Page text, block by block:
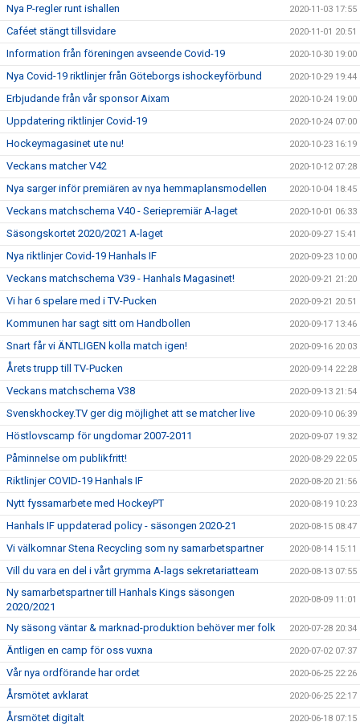
Nya P-regler runt ishallen 2020-11-03 17:55
Caféet stängt tillsvidare 2020-11-01 20:51
Information från föreningen avseende Covid-19 2020-10-30 19:00
Nya Covid-19 riktlinjer från Göteborgs ishockeyförbund 2020-10-29 19:44
Erbjudande från vår sponsor Aixam 2020-10-24 19:00
Uppdatering riktlinjer Covid-19 2020-10-24 07:00
Hockeymagasinet ute nu! 2020-10-23 16:19
Veckans matcher V42 2020-10-12 07:28
Nya sarger inför premiären av nya hemmaplansmodellen 2020-10-04 18:45
Veckans matchschema V40 - Seriepremiär A-laget 2020-10-01 06:33
Säsongskortet 2020/2021 A-laget 2020-09-27 15:41
Nya riktlinjer Covid-19 Hanhals IF 2020-09-23 10:00
Veckans matchschema V39 - Hanhals Magasinet! 2020-09-21 21:20
Vi har 6 spelare med i TV-Pucken 2020-09-21 20:51
Kommunen har sagt sitt om Handbollen 2020-09-17 13:46
Snart får vi ÄNTLIGEN kolla match igen! 2020-09-16 20:03
Årets trupp till TV-Pucken 2020-09-14 22:28
Veckans matchschema V38 2020-09-13 21:54
Svenskhockey.TV ger dig möjlighet att se matcher live 2020-09-10 06:39
Höstlovscamp för ungdomar 2007-2011 2020-09-07 19:32
Påminnelse om publikfritt! 2020-08-29 22:05
Riktlinjer COVID-19 Hanhals IF 2020-08-20 21:56
Nytt fyssamarbete med HockeyPT 2020-08-19 10:23
Hanhals IF uppdaterad policy - säsongen 2020-21 2020-08-15 08:47
Vi välkomnar Stena Recycling som ny samarbetspartner 2020-08-14 15:11
Vill du vara en del i vårt grymma A-lags sekretariatteam 2020-08-13 07:55
Ny samarbetspartner till Hanhals Kings säsongen
2020/2021
2020-08-09 11:01
Ny säsong väntar & marknad-produktion behöver mer folk 2020-07-28 20:34
Äntligen en camp för oss vuxna 2020-07-02 07:37
Vår nya ordförande har ordet 2020-06-25 22:26
Årsmötet avklarat 2020-06-25 22:17
Årsmötet digitalt 2020-06-18 07:15